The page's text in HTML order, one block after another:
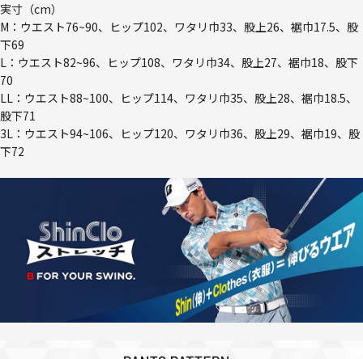
実寸（cm）
M：ウエスト76~90、ヒップ102、ワタリ巾33、股上26、裾巾17.5、股
下69
L：ウエスト82~96、ヒップ108、ワタリ巾34、股上27、裾巾18、股下
70
LL：ウエスト88~100、ヒップ114、ワタリ巾35、股上28、裾巾18.5、
股下71
3L：ウエスト94~106、ヒップ120、ワタリ巾36、股上29、裾巾19、股
下72